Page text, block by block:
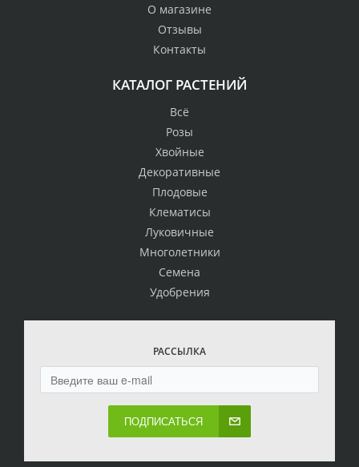
О магазине
Отзывы
Контакты
КАТАЛОГ РАСТЕНИЙ
Всё
Розы
Хвойные
Декоративные
Плодовые
Клематисы
Луковичные
Многолетники
Семена
Удобрения
РАССЫЛКА
ПОДПИСАТЬСЯ